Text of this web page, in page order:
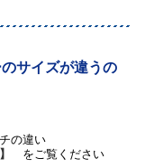
サイズが違うの
の違い
をご覧ください